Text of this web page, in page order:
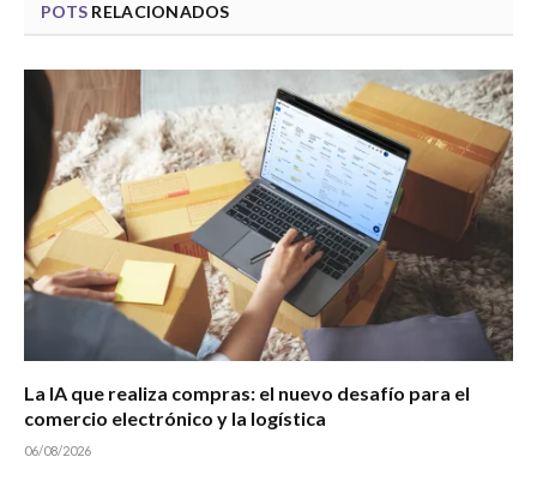
POTS RELACIONADOS
La IA que realiza compras: el nuevo desafío para el
comercio electrónico y la logística
06/08/2026